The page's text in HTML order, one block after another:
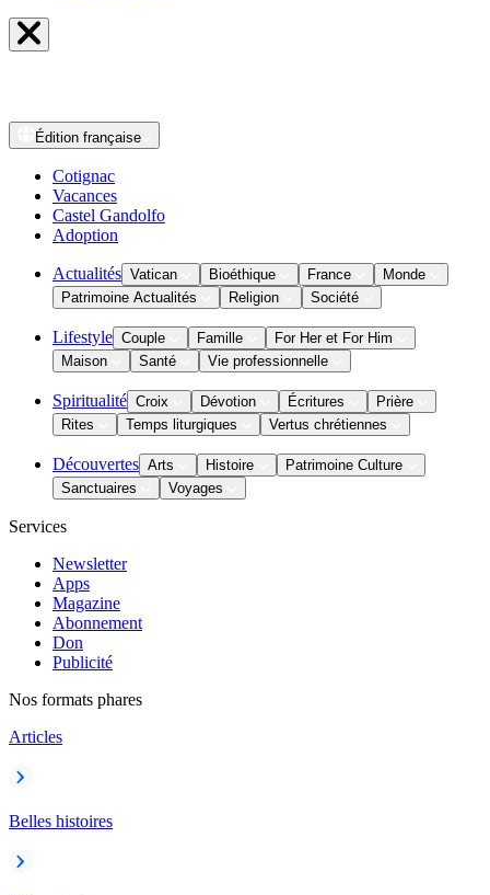
Édition française
Cotignac
Vacances
Castel Gandolfo
Adoption
Actualités Vatican Bioéthique France
Monde
Patrimoine Actualités
Religion Société
Lifestyle Couple Famille
For Her et For Him
Maison
Santé Vie professionnelle
Spiritualité Croix Dévotion Écritures
Prière
Rites
Temps liturgiques Vertus chrétiennes
Découvertes Arts Histoire
Patrimoine Culture
Sanctuaires
Voyages
Services
Newsletter
Apps
Magazine
Abonnement
Don
Publicité
Nos formats phares
Articles
Belles histoires